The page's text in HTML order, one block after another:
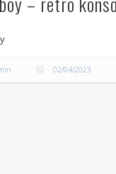
02/04/2023